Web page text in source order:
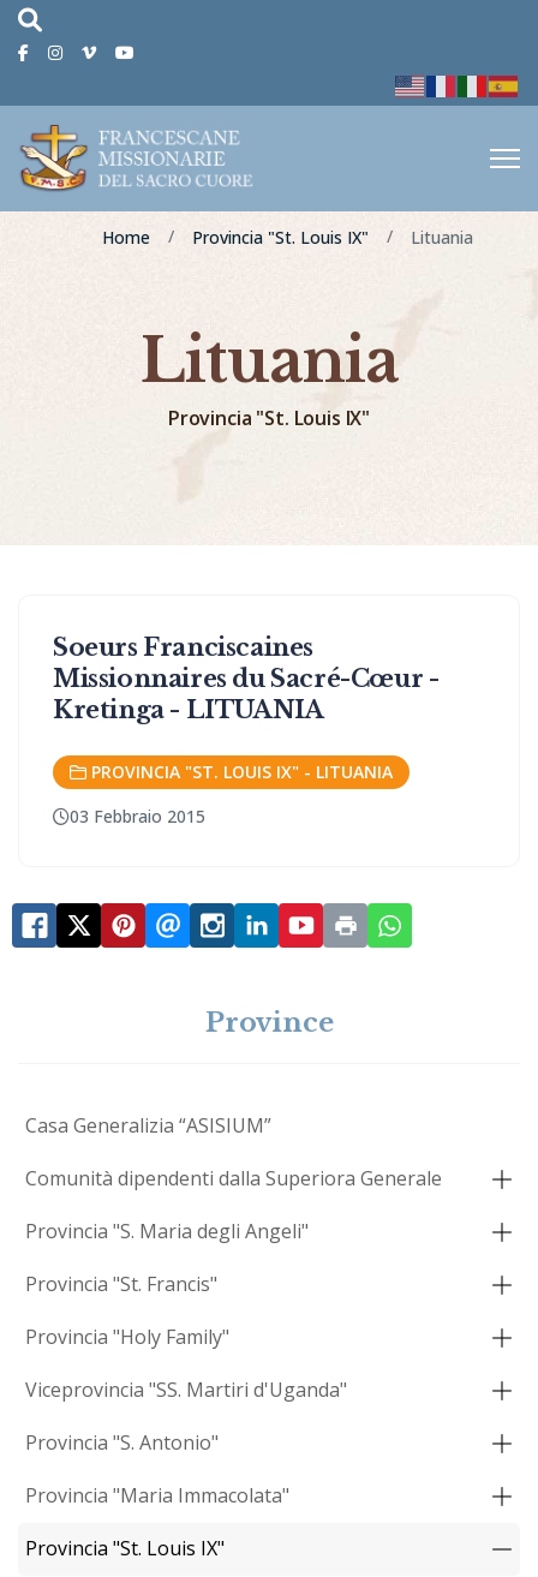
FacebookInstagram
Vimeo
fa-
glass
Home Provincia "St. Louis IX" Lituania
Lituania
Provincia "St. Louis IX"
Soeurs Franciscaines
Missionnaires du Sacré-Cœur -
Kretinga - LITUANIA
PROVINCIA "ST. LOUIS IX" - LITUANIA
03 Febbraio 2015
Province
Casa Generalizia “ASISIUM”
Comunità dipendenti dalla Superiora Generale
Provincia "S. Maria degli Angeli"
Provincia "St. Francis"
Provincia "Holy Family"
Viceprovincia "SS. Martiri d'Uganda"
Provincia "S. Antonio"
Provincia "Maria Immacolata"
Provincia "St. Louis IX"